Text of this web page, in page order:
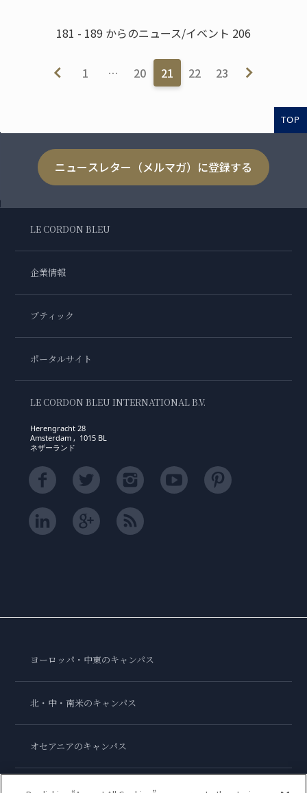
181 - 189 からのニュース/イベント 206
1 … 20 21 22 23
TOP
ニュースレター（メルマガ）に登録する
LE CORDON BLEU
企業情報
ブティック
ポータルサイト
LE CORDON BLEU INTERNATIONAL B.V.
Herengracht 28
Amsterdam , 1015 BL
ネザーランド
ヨーロッパ・中東のキャンパス
北・中・南米のキャンパス
オセアニアのキャンパス
アジアのキャンパス